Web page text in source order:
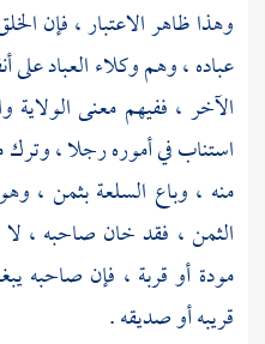
وهذا ظاهر الاعتبار ، فإن
عباده ، وهم وكلاء العباد
الآخر ، ففيهم معنى الولاية
استناب في أموره رجلا ،
منه ، وباع السلعة بثمن ،
الثمن ، فقد خان صاحبه ، لا
مودة أو قربة ، فإن صاحبه
قريبه أو صديقه .